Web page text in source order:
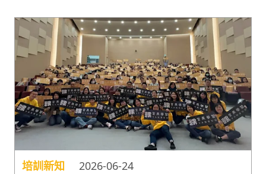
機。
培訓新知 2026-06-24